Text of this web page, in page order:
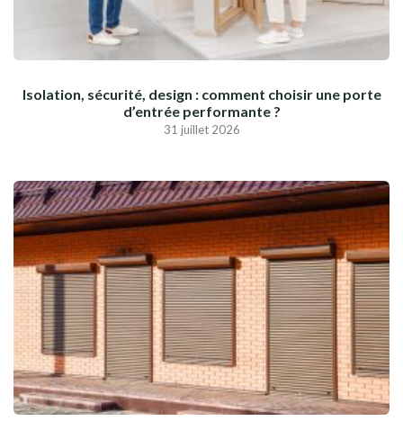
Isolation, sécurité, design : comment choisir une porte
d’entrée performante ?
31 juillet 2026